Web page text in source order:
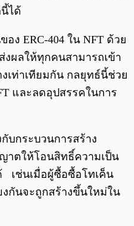
ได้
ง ERC-404 ใน NFT ด้วย
งผลให้ทุกคนสามารถเข้า
เท่าเทียมกัน กลยุทธ์นี้ช่วย
และลดอุปสรรคในการ
กับกระบวนการสร้าง
าตให้โอนสิทธิ์ความเป็น
เช่นเมื่อผู้ซื้อซื้อโทเค็น
งกันจะถูกสร้างขึ้นใหม่ใน